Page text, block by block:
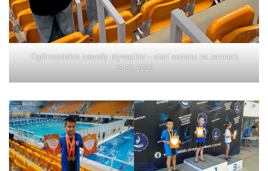
Ogólnopolskie zawody pływackie – start sezonu na termach
23.09.2023